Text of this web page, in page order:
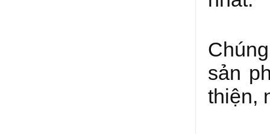
sản
thiện,